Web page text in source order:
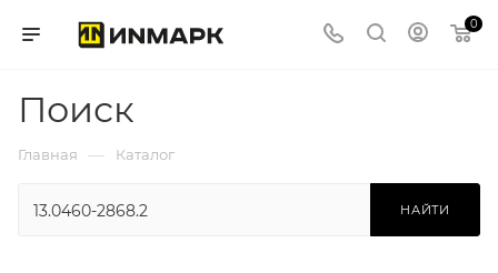
0
Поиск
Главная — Каталог
НАЙТИ